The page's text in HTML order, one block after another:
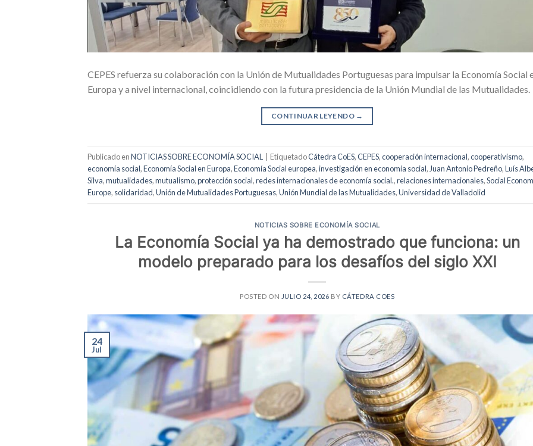
CEPES refuerza su colaboración con la Unión de Mutualidades Portuguesas para impulsar la Economía Social
Europa y a nivel internacional, coincidiendo con la futura presidencia de la Unión Mundial de las Mutualidades.
CONTINUAR LEYENDO →
Publicado enNOTICIAS SOBRE ECONOMÍA SOCIAL EtiquetadoCátedra CoES,CEPES,cooperación internacional,cooperativismo,
economía social,Economía Social en Europa,Economía Social europea,investigación en economía social,Juan Antonio Pedreño,Luís
Silva,mutualidades,mutualismo,protección social,redes internacionales de economía social.,relaciones internacionales,Social
Europe, solidaridad,Unión de Mutualidades Portuguesas,Unión Mundial de las Mutualidades,Universidad de Valladolid
NOTICIAS SOBRE ECONOMÍA SOCIAL
La Economía Social ya ha demostrado que funciona: un
modelo preparado para los desafíos del siglo XXI
POSTED ON JULIO 24, 2026 BY CÁTEDRA COES
24
Jul